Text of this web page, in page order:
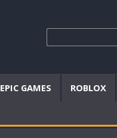
EPIC GAMES ROBLOX